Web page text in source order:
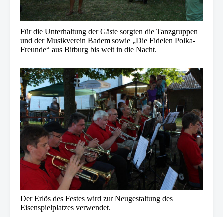
Für die Unterhaltung der Gäste sorgten die Tanzgruppen
und der Musikverein Badem sowie „Die Fidelen Polka-
Freunde“ aus Bitburg bis weit in die Nacht.
Der Erlös des Festes wird zur Neugestaltung des
Eisenspielplatzes verwendet.